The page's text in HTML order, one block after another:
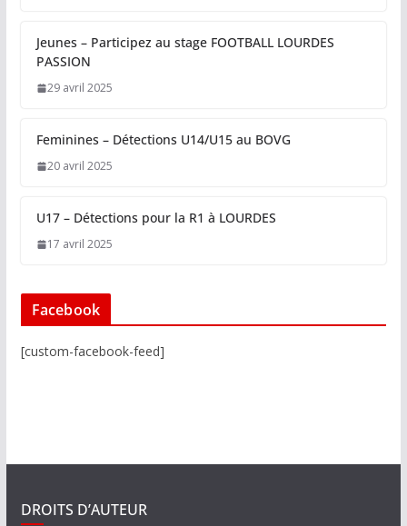
Jeunes – Participez au stage FOOTBALL LOURDES
PASSION
29 avril 2025
Feminines – Détections U14/U15 au BOVG
20 avril 2025
U17 – Détections pour la R1 à LOURDES
17 avril 2025
Facebook
[custom-facebook-feed]
DROITS D’AUTEUR